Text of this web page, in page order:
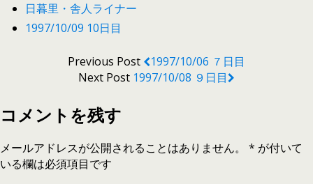
日暮里・舎人ライナー
1997/10/09 10日目
Previous Post
1997/10/06 ７日目
Next Post 1997/10/08 ９日目
コメントを残す
メールアドレスが公開されることはありません。 * が付いて
いる欄は必須項目です